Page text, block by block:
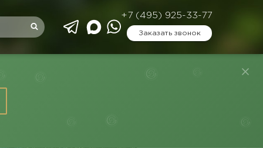
+7 (495) 925-33-77
Заказать звонок